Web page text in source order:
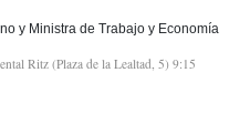
y Ministra de Trabajo y Economía
Ritz (Plaza de la Lealtad, 5) 9:15